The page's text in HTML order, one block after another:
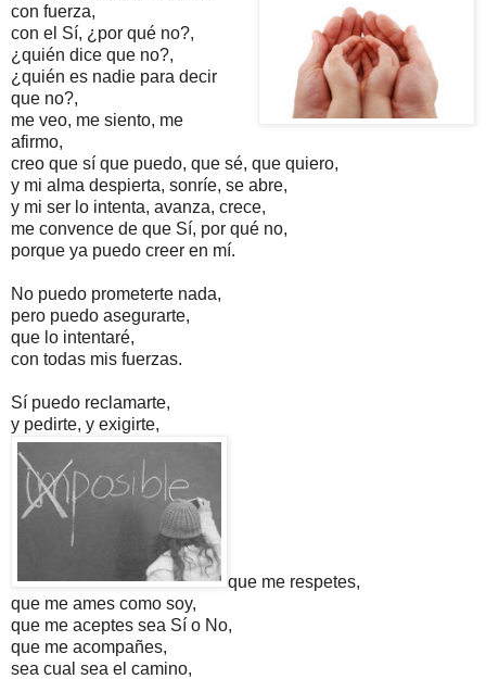
con fuerza,
con el Sí, ¿por qué no?,
¿quién dice que no?,
¿quién es nadie para decir
que no?,
me veo, me siento, me
afirmo,
creo que sí que puedo, que sé, que quiero,
y mi alma despierta, sonríe, se abre,
y mi ser lo intenta, avanza, crece,
me convence de que Sí, por qué no,
porque ya puedo creer en mí.
No puedo prometerte nada,
pero puedo asegurarte,
que lo intentaré,
con todas mis fuerzas.
Sí puedo reclamarte,
y pedirte, y exigirte,
que me respetes,
que me ames como soy,
que me aceptes sea Sí o No,
que me acompañes,
sea cual sea el camino,